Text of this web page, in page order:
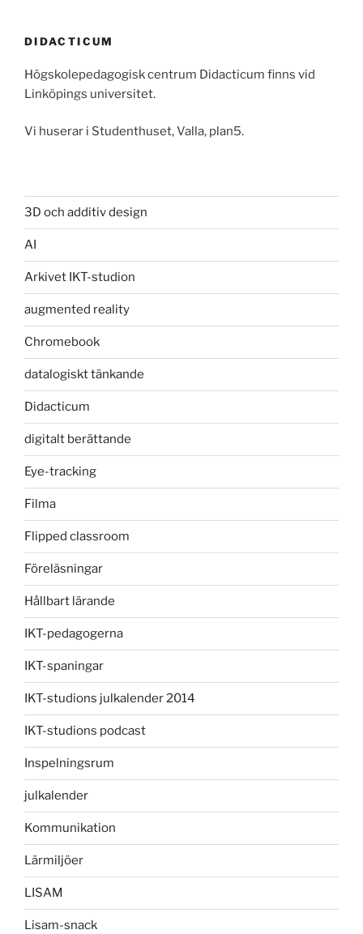
DIDACTICUM
Högskolepedagogisk centrum Didacticum finns vid
Linköpings universitet.
Vi huserar i Studenthuset, Valla, plan5.
3D och additiv design
AI
Arkivet IKT-studion
augmented reality
Chromebook
datalogiskt tänkande
Didacticum
digitalt berättande
Eye-tracking
Filma
Flipped classroom
Föreläsningar
Hållbart lärande
IKT-pedagogerna
IKT-spaningar
IKT-studions julkalender 2014
IKT-studions podcast
Inspelningsrum
julkalender
Kommunikation
Lärmiljöer
LISAM
Lisam-snack